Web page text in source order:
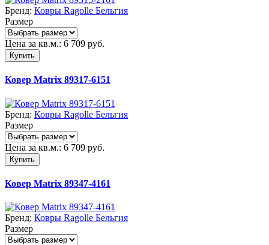
Бренд: Ковры Ragolle Бельгия
Размер
Цена за кв.м.: 6 709 руб.
Купить
Ковер Matrix 89317-6151
Бренд: Ковры Ragolle Бельгия
Размер
Цена за кв.м.: 6 709 руб.
Купить
Ковер Matrix 89347-4161
Бренд: Ковры Ragolle Бельгия
Размер